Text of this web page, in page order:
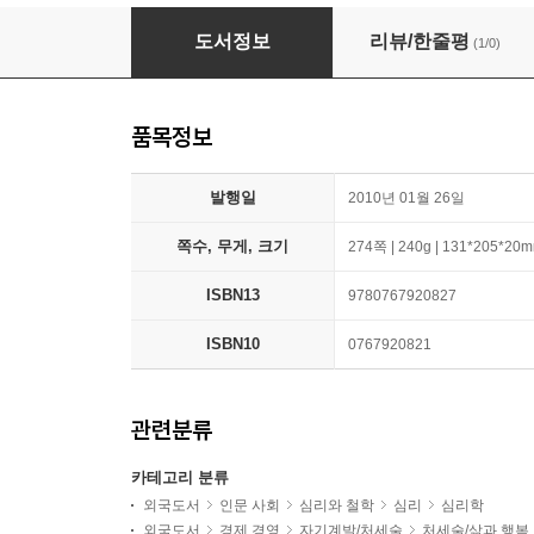
Feeling Good Together: The Secret to
도서정보 리뷰/한줄평 (1/0)
품목정보
발행일 2010년 01월 26일
쪽수, 무게, 크기 274쪽 | 240g |
ISBN13 9780767920827
ISBN10 0767920821
관련분류
카테고리 분류
외국도서 인문 사회 심리와 철학 심리
심리학
외국도서
경제 경영 자기계발/처세술 처세술/삶과 행복